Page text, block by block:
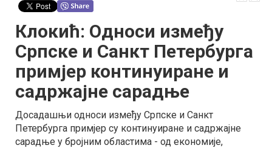
Клокић: Односи између
Српске и Санкт Петербурга
примјер континуиране и
садржајне сарадње
Досадашњи односи између Српске и Санкт
Петербурга примјер су континуиране и садржајне
сарадње у бројним областима - од економије,